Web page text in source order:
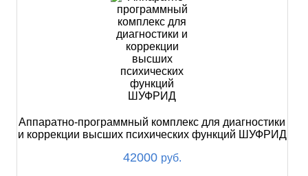
Аппаратно-программный комплекс для диагностики
и коррекции высших психических функций ШУФРИД
42000 руб.